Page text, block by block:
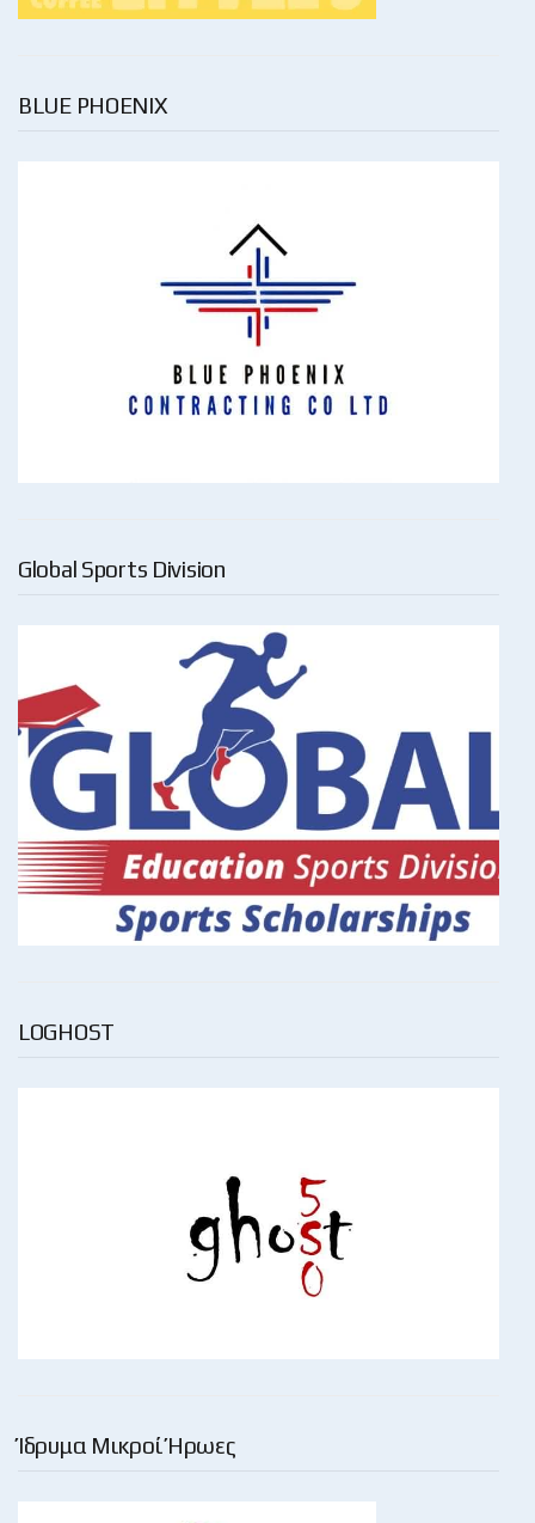
BLUE PHOENIX
Global Sports Division
LOGHOST
Ίδρυμα Μικροί Ήρωες